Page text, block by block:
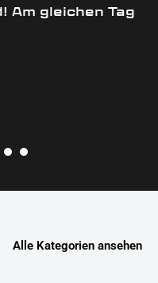
Am gleichen Tag
Alle Kategorien ansehen